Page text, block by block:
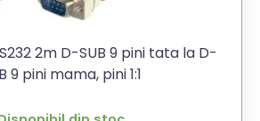
2m D-SUB 9 pini tata la D-
9 pini mama, pini 1:1